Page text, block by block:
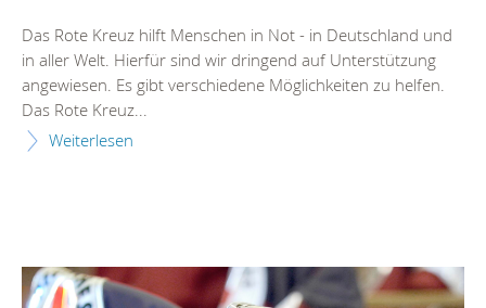
Das Rote Kreuz hilft Menschen in Not - in Deutschland und
in aller Welt. Hierfür sind wir dringend auf Unterstützung
angewiesen. Es gibt verschiedene Möglichkeiten zu helfen.
Das Rote Kreuz...
Weiterlesen